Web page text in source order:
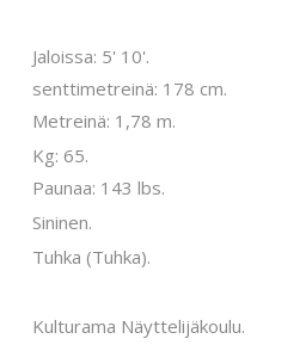
Jaloissa: 5' 10'.
senttimetreinä: 178 cm.
Metreinä: 1,78 m.
Kg: 65.
Paunaa: 143 lbs.
Sininen.
Tuhka (Tuhka).
Kulturama Näyttelijäkoulu.